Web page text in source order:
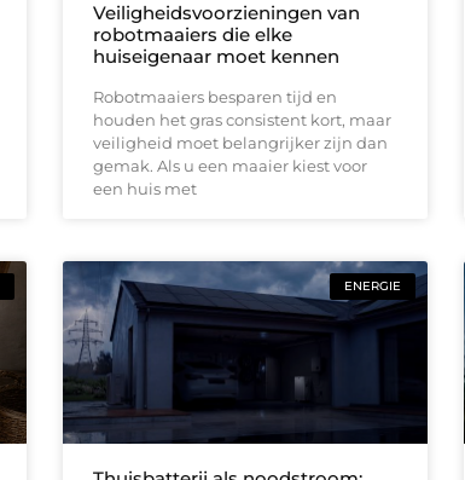
Veiligheidsvoorzieningen van
robotmaaiers die elke
huiseigenaar moet kennen
Robotmaaiers besparen tijd en
houden het gras consistent kort, maar
veiligheid moet belangrijker zijn dan
gemak. Als u een maaier kiest voor
een huis met
ENERGIE